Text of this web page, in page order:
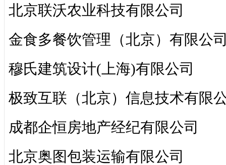
北京联沃农业科技有限公司
金食多餐饮管理（北京）有限公
穆氏建筑设计(上海)有限公司
极致互联（北京）信息技术有限
成都企恒房地产经纪有限公司
北京奥图包装运输有限公司